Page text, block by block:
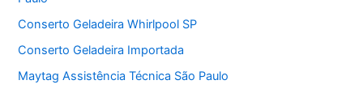
Conserto Geladeira Whirlpool SP
Conserto Geladeira Importada
Maytag Assistência Técnica São Paulo